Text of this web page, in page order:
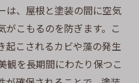
は、屋根と塗装の間に空気
がこもるのを防ぎます。こ
起こされるカビや藻の発生
観を長期間にわたり保つこ